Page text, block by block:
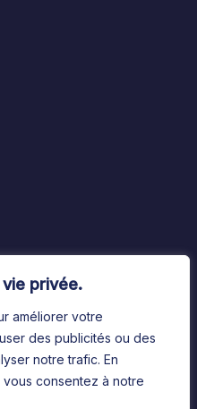
privée.
améliorer votre
des publicités ou des
notre trafic. En
consentez à notre